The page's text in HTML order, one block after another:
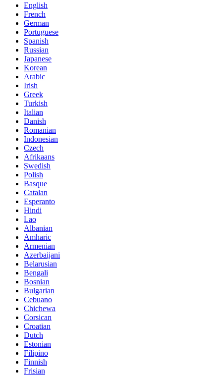
English
French
German
Portuguese
Spanish
Russian
Japanese
Korean
Arabic
Irish
Greek
Turkish
Italian
Danish
Romanian
Indonesian
Czech
Afrikaans
Swedish
Polish
Basque
Catalan
Esperanto
Hindi
Lao
Albanian
Amharic
Armenian
Azerbaijani
Belarusian
Bengali
Bosnian
Bulgarian
Cebuano
Chichewa
Corsican
Croatian
Dutch
Estonian
Filipino
Finnish
Frisian